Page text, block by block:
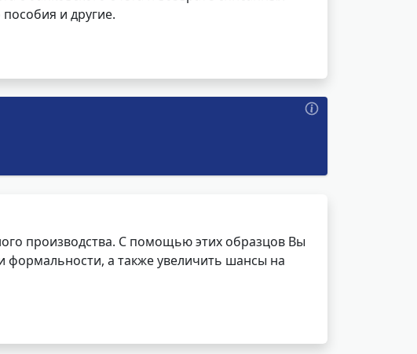
и другие.
производства. С помощью этих образцов Вы
формальности, а также увеличить шансы на